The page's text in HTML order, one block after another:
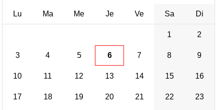
Lu Ma Me Je Ve Sa Di
1 2
3 4 5 6 7 8 9
10 11 12 13 14 15 16
17 18 19 20 21 22 23